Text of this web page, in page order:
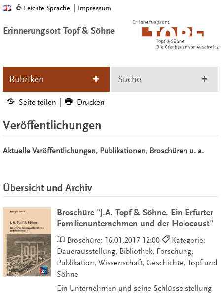
Leichte Sprache Impressum
Erinnerungsort Topf & Söhne
Rubriken Suche
Seite teilen Drucken
Veröffentlichungen
Aktuelle Veröffentlichungen, Publikationen, Broschüren u. a.
Übersicht und Archiv
Broschüre "J.A. Topf & Söhne. Ein Erfurter
Familienunternehmen und der Holocaust"
Broschüre: 16.01.2017 12:00
Kategorie:
Dauerausstellung, Bibliothek, Forschung,
Publikation, Wissenschaft, Geschichte, Topf und
Söhne
Ein Unternehmen und seine Schlüsselstellung